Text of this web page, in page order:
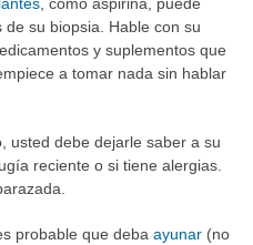
, como aspirina, puede
su biopsia. Hable con su
y suplementos que
a tomar nada sin hablar
usted debe dejarle saber a su
reciente o si tiene alergias.
probable que deba ayunar (no